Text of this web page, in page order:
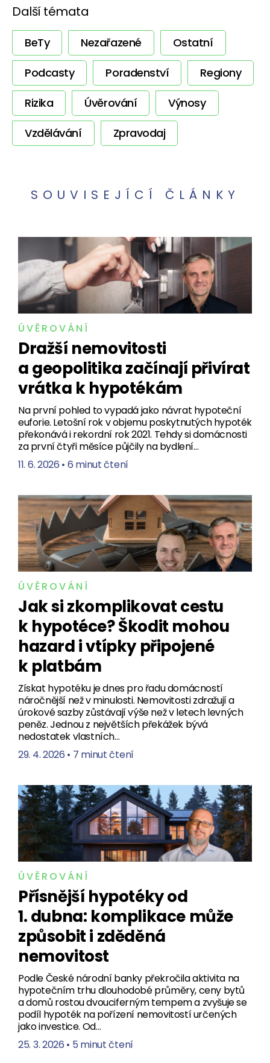
Další témata
BeTy Nezařazené
Ostatní
Podcasty
Poradenství
Regiony
Rizika
Úvěrování
Výnosy
Vzdělávání
Zpravodaj
SOUVISEJÍCÍ ČLÁNKY
ÚVĚROVÁNÍ
Dražší nemovitosti
a geopolitika začínají přivírat
vrátka k hypotékám
Na první pohled to vypadá jako návrat hypoteční
euforie. Letošní rok v objemu poskytnutých hypoték
překonává i rekordní rok 2021. Tehdy si domácnosti
za první čtyři měsíce půjčily na bydlení…
11. 6. 2026 • 6 minut čtení
ÚVĚROVÁNÍ
Jak si zkomplikovat cestu
k hypotéce? Škodit mohou
hazard i vtípky připojené
k platbám
Získat hypotéku je dnes pro řadu domácností
náročnější než v minulosti. Nemovitosti zdražují a
úrokové sazby zůstávají výše než v letech levných
peněz. Jednou z největších překážek bývá
nedostatek vlastních…
29. 4. 2026 • 7 minut čtení
ÚVĚROVÁNÍ
Přísnější hypotéky od
1. dubna: komplikace může
způsobit i zděděná
nemovitost
Podle České národní banky překročila aktivita na
hypotečním trhu dlouhodobé průměry, ceny bytů
a domů rostou dvouciferným tempem a zvyšuje se
podíl hypoték na pořízení nemovitostí určených
jako investice. Od…
25. 3. 2026 • 5 minut čtení